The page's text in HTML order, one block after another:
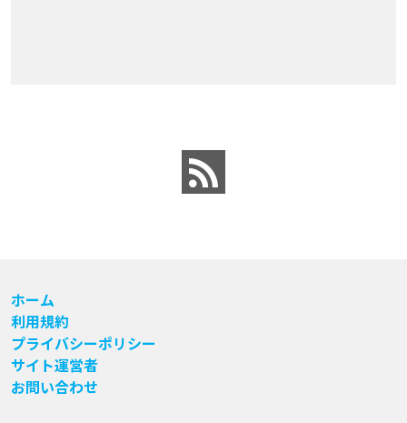
ホーム
利用規約
プライバシーポリシー
サイト運営者
お問い合わせ